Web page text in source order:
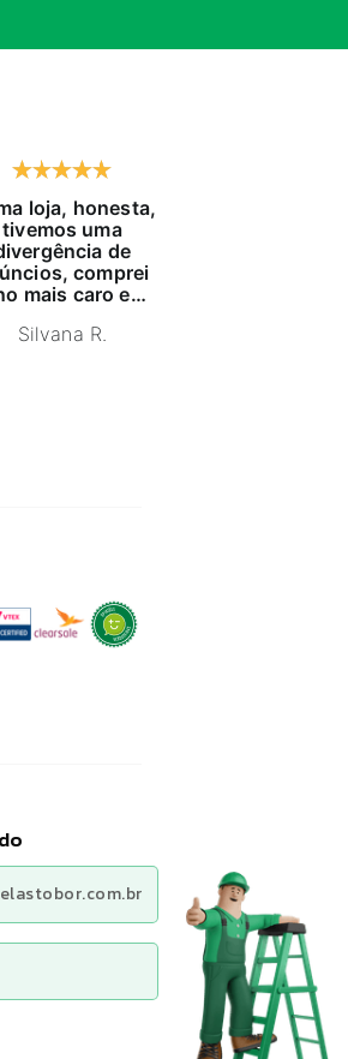
loja, honesta,
tivemos uma
de
comprei
mais caro e
furado, pois me
Silvana R.